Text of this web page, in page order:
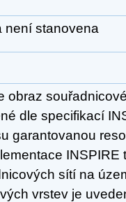
není stanovena
obraz
dle specifikací
garantovanou
INSPIRE
sítí na
vrstev je